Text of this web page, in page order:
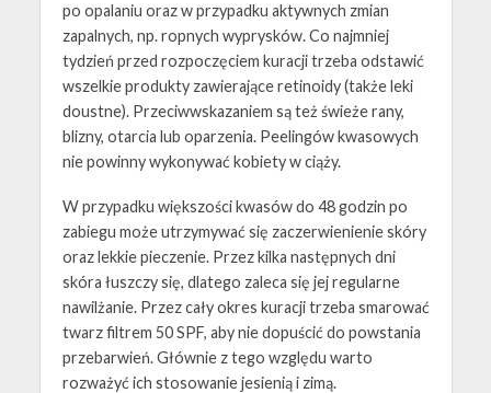
po opalaniu oraz w przypadku aktywnych zmian
zapalnych, np. ropnych wyprysków. Co najmniej
tydzień przed rozpoczęciem kuracji trzeba odstawić
wszelkie produkty zawierające retinoidy (także leki
doustne). Przeciwwskazaniem są też świeże rany,
blizny, otarcia lub oparzenia. Peelingów kwasowych
nie powinny wykonywać kobiety w ciąży.
W przypadku większości kwasów do 48 godzin po
zabiegu może utrzymywać się zaczerwienienie skóry
oraz lekkie pieczenie. Przez kilka następnych dni
skóra łuszczy się, dlatego zaleca się jej regularne
nawilżanie. Przez cały okres kuracji trzeba smarować
twarz filtrem 50 SPF, aby nie dopuścić do powstania
przebarwień. Głównie z tego względu warto
rozważyć ich stosowanie jesienią i zimą.